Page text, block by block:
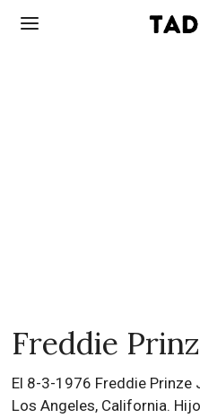
Freddie
El 8-3-1976 Freddie Prinze
Los Angeles, California.